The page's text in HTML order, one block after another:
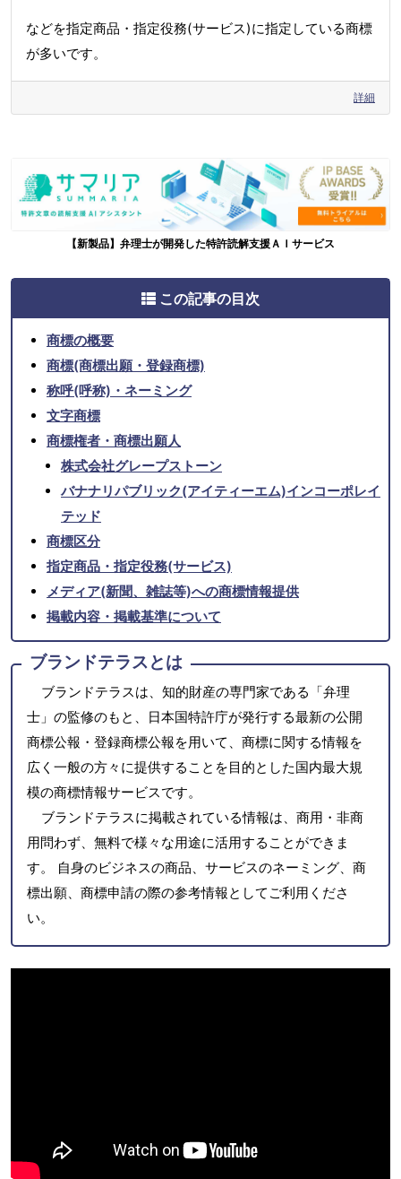
などを指定商品・指定役務(サービス)に指定している商標
が多いです。
詳細
【新製品】弁理士が開発した特許読解支援ＡＩサービス
この記事の目次
商標の概要
商標(商標出願・登録商標)
称呼(呼称)・ネーミング
文字商標
商標権者・商標出願人
株式会社グレープストーン
バナナリパブリック(アイティーエム)インコーポレイ
テッド
商標区分
指定商品・指定役務(サービス)
メディア(新聞、雑誌等)への商標情報提供
掲載内容・掲載基準について
ブランドテラスとは
ブランドテラスは、知的財産の専門家である「弁理
士」の監修のもと、日本国特許庁が発行する最新の公開
商標公報・登録商標公報を用いて、商標に関する情報を
広く一般の方々に提供することを目的とした国内最大規
模の商標情報サービスです。
ブランドテラスに掲載されている情報は、商用・非商
用問わず、無料で様々な用途に活用することができま
す。 自身のビジネスの商品、サービスのネーミング、商
標出願、商標申請の際の参考情報としてご利用くださ
い。